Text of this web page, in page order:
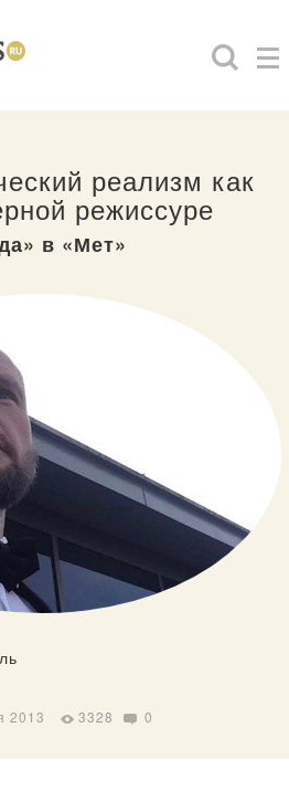
реализм как
режиссуре
в «Мет»
2013 3328 0